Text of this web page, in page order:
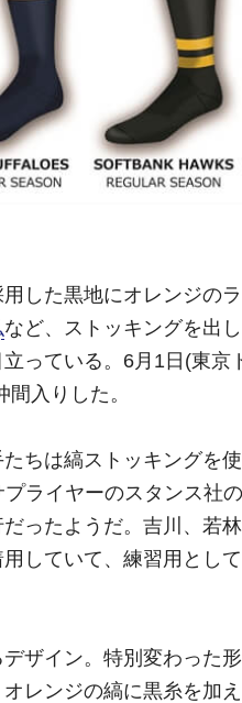
した黒地にオレンジのラ
など、ストッキングを出し
っている。6月1日(東京
間入りした。
ちは縞ストッキングを使
ライヤーのスタンス社の
ったようだ。吉川、若林
していて、練習用として
ザイン。特別変わった形
レンジの縞に黒糸を加え